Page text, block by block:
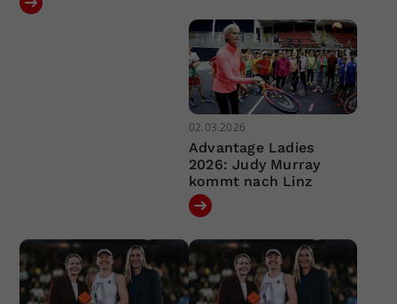
02.03.2026
Advantage Ladies
2026: Judy Murray
kommt nach Linz